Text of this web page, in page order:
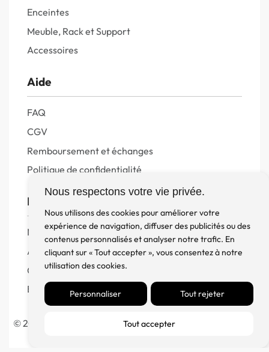
Nous respectons votre vie privée.
Nous utilisons des cookies pour améliorer votre
expérience de navigation, diffuser des publicités ou des
contenus personnalisés et analyser notre trafic. En
cliquant sur « Tout accepter », vous consentez à notre
utilisation des cookies.
Personnaliser Tout rejeter
Tout accepter
Enceintes
Meuble, Rack et Support
Accessoires
Aide
FAQ
CGV
Remboursement et échanges
Politique de confidentialité
FM Diffusion
Mentions Légales
À propos
Contact
Blog
© 2023 France Major Diffusion – Fait avec ♥ par l’